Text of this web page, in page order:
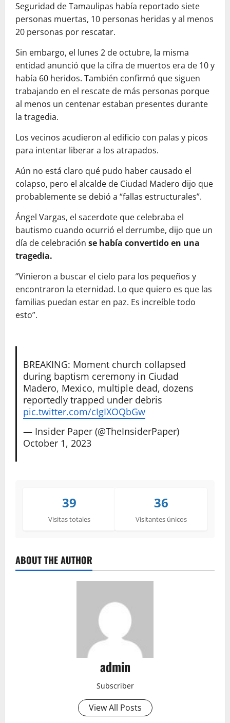
Seguridad de Tamaulipas había reportado siete
personas muertas, 10 personas heridas y al menos
20 personas por rescatar.
Sin embargo, el lunes 2 de octubre, la misma
entidad anunció que la cifra de muertos era de 10 y
había 60 heridos. También confirmó que siguen
trabajando en el rescate de más personas porque
al menos un centenar estaban presentes durante
la tragedia.
Los vecinos acudieron al edificio con palas y picos
para intentar liberar a los atrapados.
Aún no está claro qué pudo haber causado el
colapso, pero el alcalde de Ciudad Madero dijo que
probablemente se debió a “fallas estructurales”.
Ángel Vargas, el sacerdote que celebraba el
bautismo cuando ocurrió el derrumbe, dijo que un
día de celebración se había convertido en una
tragedia.
“Vinieron a buscar el cielo para los pequeños y
encontraron la eternidad. Lo que quiero es que las
familias puedan estar en paz. Es increíble todo
esto”.
BREAKING: Moment church collapsed
during baptism ceremony in Ciudad
Madero, Mexico, multiple dead, dozens
reportedly trapped under debris
pic.twitter.com/cIgIXOQbGw
— Insider Paper (@TheInsiderPaper)
October 1, 2023
39
Visitas totales
36
Visitantes únicos
ABOUT THE AUTHOR
admin
Subscriber
View All Posts